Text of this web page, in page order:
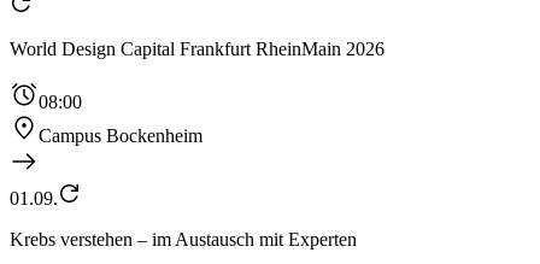
World Design Capital Frankfurt RheinMain 2026
08:00
Campus Bockenheim
01.09.
Krebs verstehen – im Austausch mit Experten